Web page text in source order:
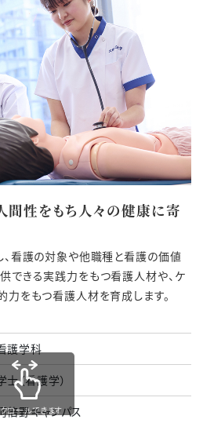
間性をもち人々の健康に寄
、看護の対象や他職種と看護の価値
できる実践力をもつ看護人材や、ケ
をもつ看護人材を育成します。
護学科
士（看護学）
倍野キャンパス
ロールできます